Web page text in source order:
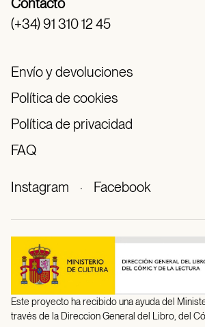
Contacto
(+34) 91 310 12 45
Envío y devoluciones
Política de cookies
Política de privacidad
FAQ
Instagram · Facebook
Este proyecto ha recibido una ayuda del
través de la Direccion General del Libro, del